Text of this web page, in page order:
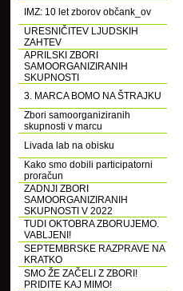
IMZ: 10 let zborov občank_ov
URESNIČITEV LJUDSKIH
ZAHTEV
APRILSKI ZBORI
SAMOORGANIZIRANIH
SKUPNOSTI
3. MARCA BOMO NA ŠTRAJKU
Zbori samoorganiziranih
skupnosti v marcu
Livada lab na obisku
Kako smo dobili participatorni
proračun
ZADNJI ZBORI
SAMOORGANIZIRANIH
SKUPNOSTI V 2022
TUDI OKTOBRA ZBORUJEMO.
VABLJENI!
SEPTEMBRSKE RAZPRAVE NA
KRATKO
SMO ŽE ZAČELI Z ZBORI!
PRIDITE KAJ MIMO!